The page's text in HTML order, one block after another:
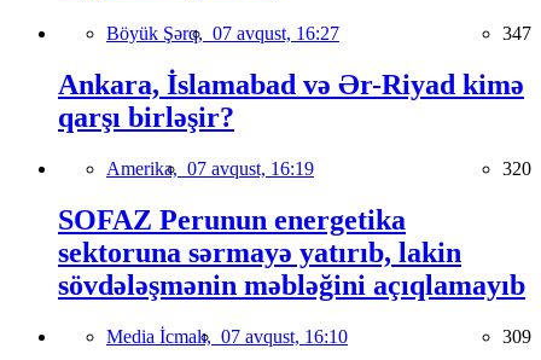
Böyük Şərq, 07 avqust, 16:27 347
Ankara, İslamabad və Ər-Riyad kimə
qarşı birləşir?
Amerika, 07 avqust, 16:19 320
SOFAZ Perunun energetika
sektoruna sərmayə yatırıb, lakin
sövdələşmənin məbləğini açıqlamayıb
Media İcmalı, 07 avqust, 16:10 309